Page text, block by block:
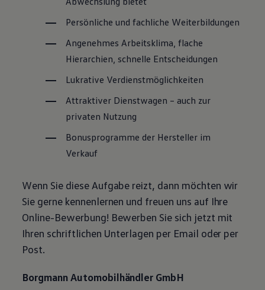
Persönliche und fachliche Weiterbildungen
Angenehmes Arbeitsklima, flache
Hierarchien, schnelle Entscheidungen
Lukrative Verdienstmöglichkeiten
Attraktiver Dienstwagen – auch zur
privaten Nutzung
Bonusprogramme der Hersteller im
Verkauf
Wenn Sie diese Aufgabe reizt, dann möchten wir
Sie gerne kennenlernen und freuen uns auf Ihre
Online-Bewerbung! Bewerben Sie sich jetzt mit
Ihren schriftlichen Unterlagen per Email oder per
Post.
Borgmann Automobilhändler GmbH